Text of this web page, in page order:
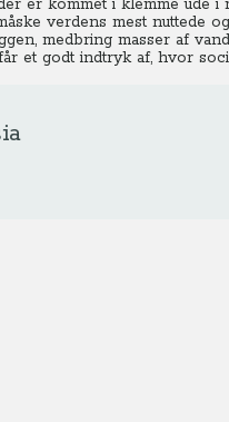
er kommet i klemme ude
verdens mest nuttede
medbring masser af
et godt indtryk af, hvor